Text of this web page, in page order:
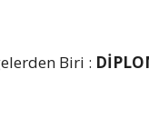
Biri :